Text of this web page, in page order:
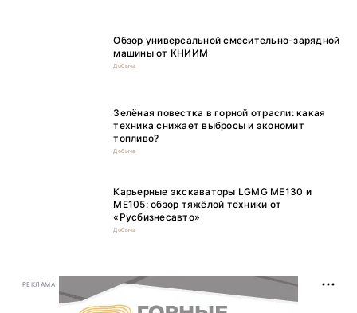
Обзор универсальной смесительно-зарядной
машины от КНИИМ
Добыча
Зелёная повестка в горной отрасли: какая
техника снижает выбросы и экономит
топливо?
Добыча
Карьерные экскаваторы LGMG ME130 и
ME105: обзор тяжёлой техники от
«Русбизнесавто»
Добыча
РЕКЛАМА